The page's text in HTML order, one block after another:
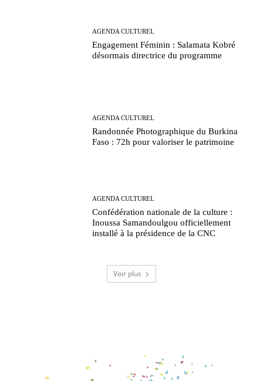
AGENDA CULTUREL
Engagement Féminin : Salamata Kobré
désormais directrice du programme
AGENDA CULTUREL
Randonnée Photographique du Burkina
Faso : 72h pour valoriser le patrimoine
AGENDA CULTUREL
Confédération nationale de la culture :
Inoussa Samandoulgou officiellement
installé à la présidence de la CNC
Voir plus